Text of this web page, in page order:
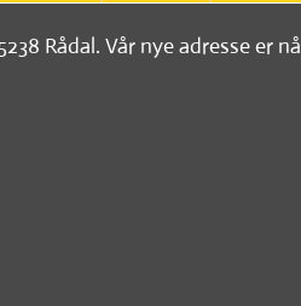
Rådal. Vår nye adresse er nå